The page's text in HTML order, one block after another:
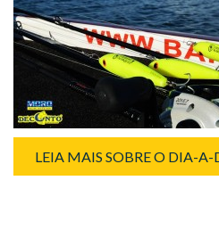
LEIA MAIS SOBRE O DIA-